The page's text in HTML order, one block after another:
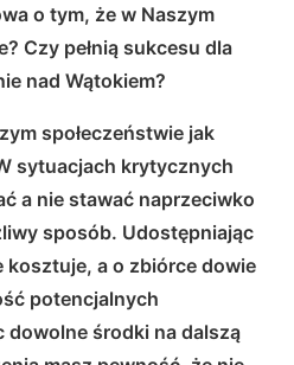
o tym, że w Naszym
Czy pełnią sukcesu dla
nad Wątokiem?
społeczeństwie jak
sytuacjach krytycznych
a nie stawać naprzeciwko
sposób. Udostępniając
kosztuje, a o zbiórce dowie
potencjalnych
dowolne środki na dalszą